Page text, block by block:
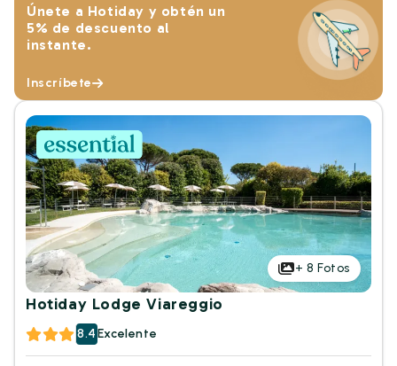
Únete a Hotiday y obtén un
5% de descuento al
instante.
Inscríbete
+ 8 Fotos
Hotiday Lodge Viareggio
8.4Excelente